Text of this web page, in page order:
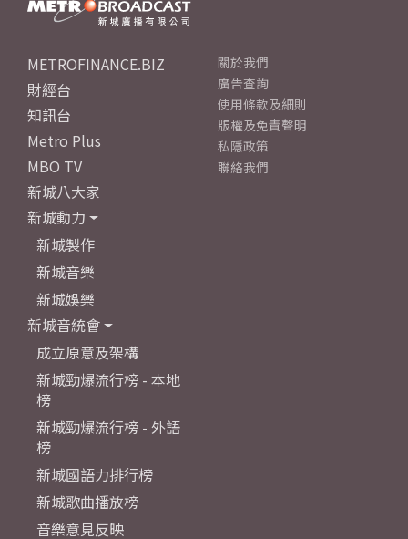
METROFINANCE.BIZ
財經台
知訊台
Metro Plus
MBO TV
新城八大家
新城動力
新城製作
新城音樂
新城娛樂
新城音統會
成立原意及架構
新城勁爆流行榜 - 本地
榜
新城勁爆流行榜 - 外語
榜
新城國語力排行榜
新城歌曲播放榜
音樂意見反映
關於我們
廣告查詢
使用條款及細則
版權及免責聲明
私隱政策
聯絡我們